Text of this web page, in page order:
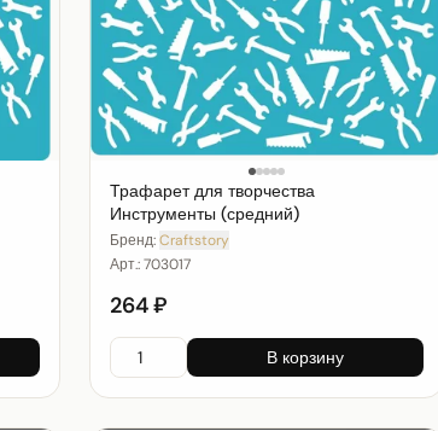
Трафарет для творчества
Инструменты (средний)
Бренд:Craftstory
Арт.:703017
264 ₽
В корзину